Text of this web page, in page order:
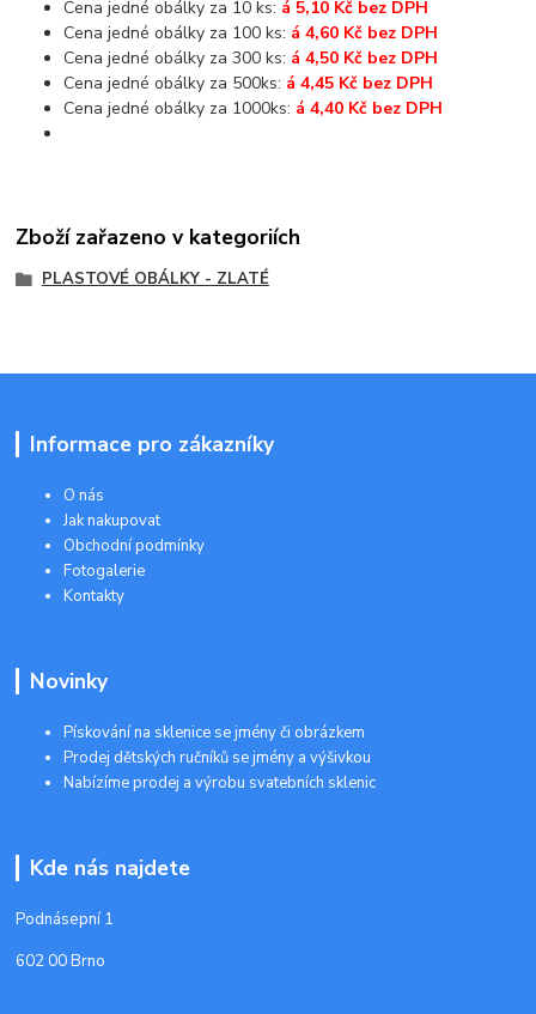
Cena jedné obálky za 10 ks: á 5,10 Kč bez DPH
Cena jedné obálky za 100 ks: á 4,60 Kč bez DPH
Cena jedné obálky za 300 ks: á 4,50 Kč bez DPH
Cena jedné obálky za 500ks: á 4,45 Kč bez DPH
Cena jedné obálky za 1000ks: á 4,40 Kč bez DPH
Zboží zařazeno v kategoriích
PLASTOVÉ OBÁLKY - ZLATÉ
Informace pro zákazníky
O nás
Jak nakupovat
Obchodní podmínky
Fotogalerie
Kontakty
Novinky
Pískování na sklenice se jmény či obrázkem
Prodej dětských ručníků se jmény a výšivkou
Nabízíme prodej a výrobu svatebních sklenic
Kde nás najdete
Podnásepní 1
602 00 Brno